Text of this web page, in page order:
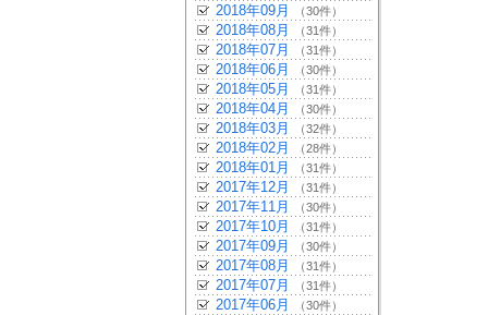
2018年09月 （30件）
2018年08月 （31件）
2018年07月 （31件）
2018年06月 （30件）
2018年05月 （31件）
2018年04月 （30件）
2018年03月 （32件）
2018年02月 （28件）
2018年01月 （31件）
2017年12月 （31件）
2017年11月 （30件）
2017年10月 （31件）
2017年09月 （30件）
2017年08月 （31件）
2017年07月 （31件）
2017年06月 （30件）